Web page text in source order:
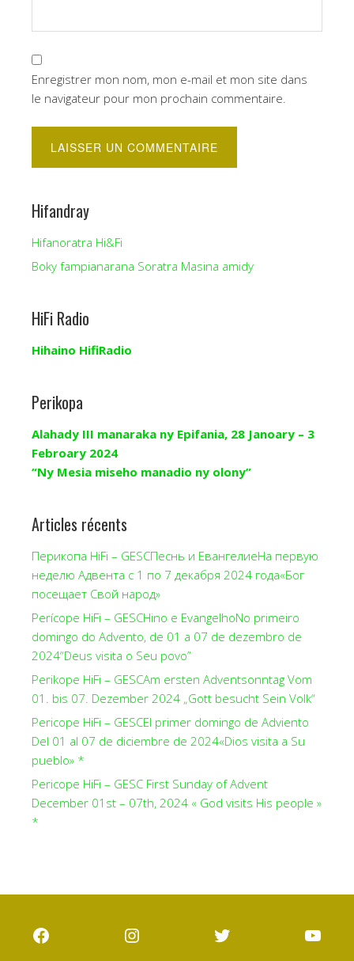
Enregistrer mon nom, mon e-mail et mon site dans
le navigateur pour mon prochain commentaire.
Hifandray
Hifanoratra Hi&Fi
Boky fampianarana Soratra Masina amidy
HiFi Radio
Hihaino HifiRadio
Perikopa
Alahady III manaraka ny Epifania, 28 Janoary – 3
Febroary 2024
“Ny Mesia miseho manadio ny olony”
Articles récents
Перикопа HiFi – GESCПеснь и ЕвангелиеНа первую
неделю Адвента с 1 по 7 декабря 2024 года«Бог
посещает Свой народ»
Perícope HiFi – GESCHino e EvangelhoNo primeiro
domingo do Advento, de 01 a 07 de dezembro de
2024“Deus visita o Seu povo”
Perikope HiFi – GESCAm ersten Adventsonntag Vom
01. bis 07. Dezember 2024 „Gott besucht Sein Volk“
Pericope HiFi – GESCEl primer domingo de Adviento
Del 01 al 07 de diciembre de 2024«Dios visita a Su
pueblo» *
Pericope HiFi – GESC First Sunday of Advent
December 01st – 07th, 2024 « God visits His people »
*
Facebook Instagram Twitter